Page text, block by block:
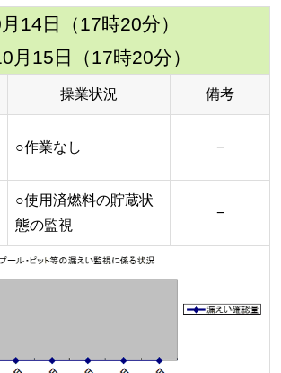
14日（17時20分）
月15日（17時20分）
操業状況 備考
○作業なし −
○使用済燃料の貯蔵状
態の監視
−